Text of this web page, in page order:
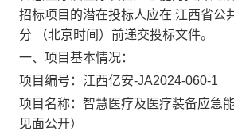
招标项目的潜在投标人应在 江西省公
分 （北京时间）前递交投标文件。
一、项目基本情况：
项目编号：江西亿安-JA2024-060-1
项目名称：智慧医疗及医疗装备应急
见面公开）